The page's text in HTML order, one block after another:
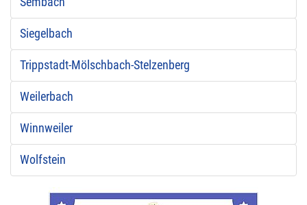
Siegelbach
Trippstadt-Mölschbach-Stelzenberg
Weilerbach
Winnweiler
Wolfstein